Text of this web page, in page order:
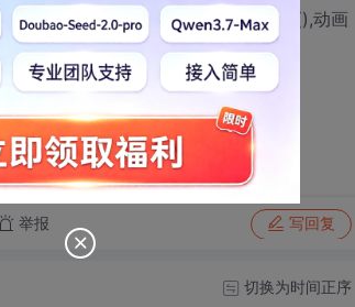
设成animationdrawable，然后start(),动画
举报 写回复
切换为时间正序